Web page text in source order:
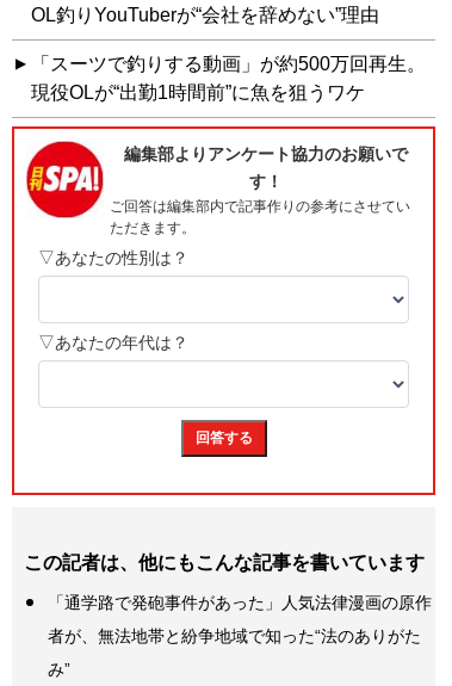
OL釣りYouTuberが“会社を辞めない”理由
「スーツで釣りする動画」が約500万回再生。
現役OLが“出勤1時間前”に魚を狙うワケ
この記者は、他にもこんな記事を書いています
「通学路で発砲事件があった」人気法律漫画の原作
者が、無法地帯と紛争地域で知った“法のありがた
み”